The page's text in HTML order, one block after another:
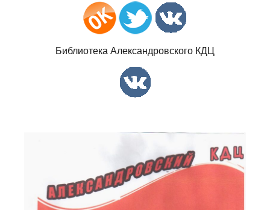
Библиотека Александровского КДЦ